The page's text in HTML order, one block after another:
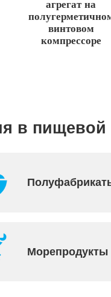
агрегат на
винтовом
компрессоре
в
Морепродукты